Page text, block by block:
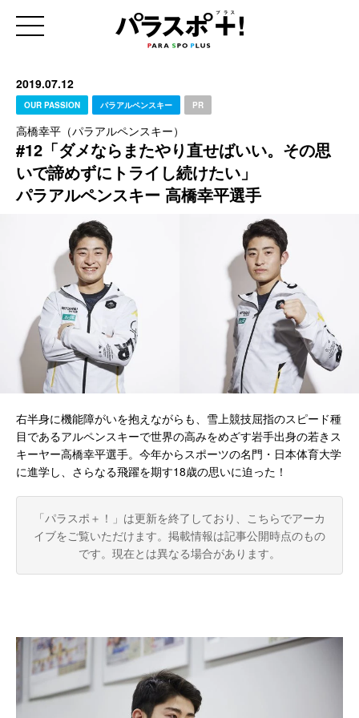
2019.07.12
OUR PASSION パラアルペンスキー PR
高橋幸平（パラアルペンスキー）
#12「ダメならまたやり直せばいい。その思
いで諦めずにトライし続けたい」
パラアルペンスキー 高橋幸平選手
右半身に機能障がいを抱えながらも、雪上競技屈指のスピード種
目であるアルペンスキーで世界の高みをめざす岩手出身の若きス
キーヤー高橋幸平選手。今年からスポーツの名門・日本体育大学
に進学し、さらなる飛躍を期す18歳の思いに迫った！
「パラスポ＋！」は更新を終了しており、こちらでアーカ
イブをご覧いただけます。 掲載情報は記事公開時点のもの
です。現在とは異なる場合があります。